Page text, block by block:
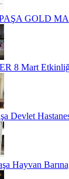
GOLD
8 Mart
Devlet
Hayvan